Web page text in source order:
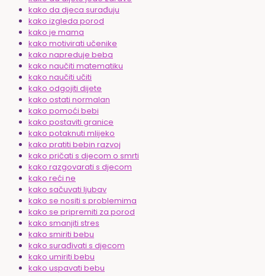
kako da djeca surađuju
kako izgleda porod
kako je mama
kako motivirati učenike
kako napreduje beba
kako naučiti matematiku
kako naučiti učiti
kako odgojiti dijete
kako ostati normalan
kako pomoći bebi
kako postaviti granice
kako potaknuti mlijeko
kako pratiti bebin razvoj
kako pričati s djecom o smrti
kako razgovarati s djecom
kako reći ne
kako sačuvati ljubav
kako se nositi s problemima
kako se pripremiti za porod
kako smanjiti stres
kako smiriti bebu
kako surađivati s djecom
kako umiriti bebu
kako uspavati bebu